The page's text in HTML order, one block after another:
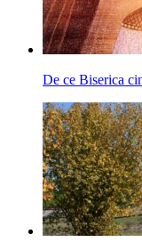
De ce Biserica